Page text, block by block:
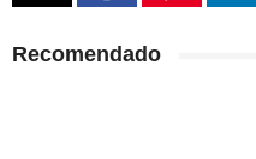
Recomendado